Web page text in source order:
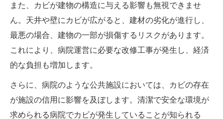
また、カビが建物の構造に与える影響も無視できませ
ん。天井や壁にカビが広がると、建材の劣化が進行し、
最悪の場合、建物の一部が損傷するリスクがあります。
これにより、病院運営に必要な改修工事が発生し、経済
的な負担も増加します。
さらに、病院のような公共施設においては、カビの存在
が施設の信用に影響を及ぼします。清潔で安全な環境が
求められる病院でカビが発生していることが知られる